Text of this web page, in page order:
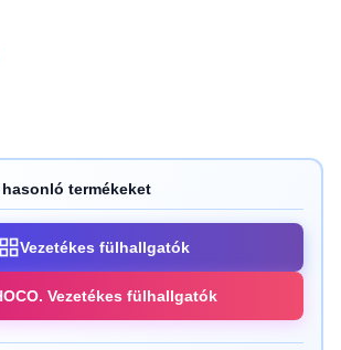
termékeket
Vezetékes fülhallgatók
Vezetékes fülhallgatók